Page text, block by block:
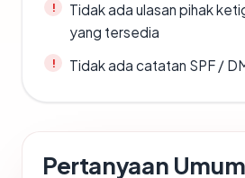
Tidak ada ulasan pihak
yang tersedia
Tidak ada catatan SPF /
Pertanyaan Umum